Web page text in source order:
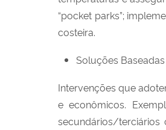
“pocket parks”;
costeira.
Soluções
Intervenções que
e econômicos.
secundários/terciários